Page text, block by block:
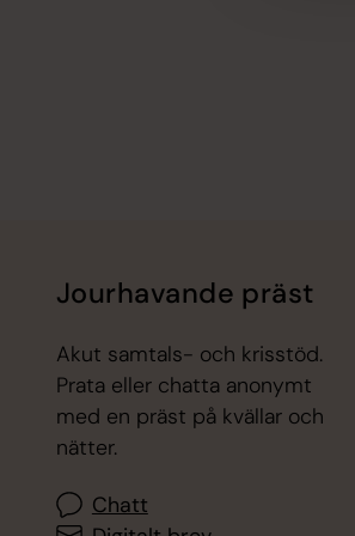
Jourhavande präst
Akut samtals- och krisstöd.
Prata eller chatta anonymt
med en präst på kvällar och
nätter.
Chatt